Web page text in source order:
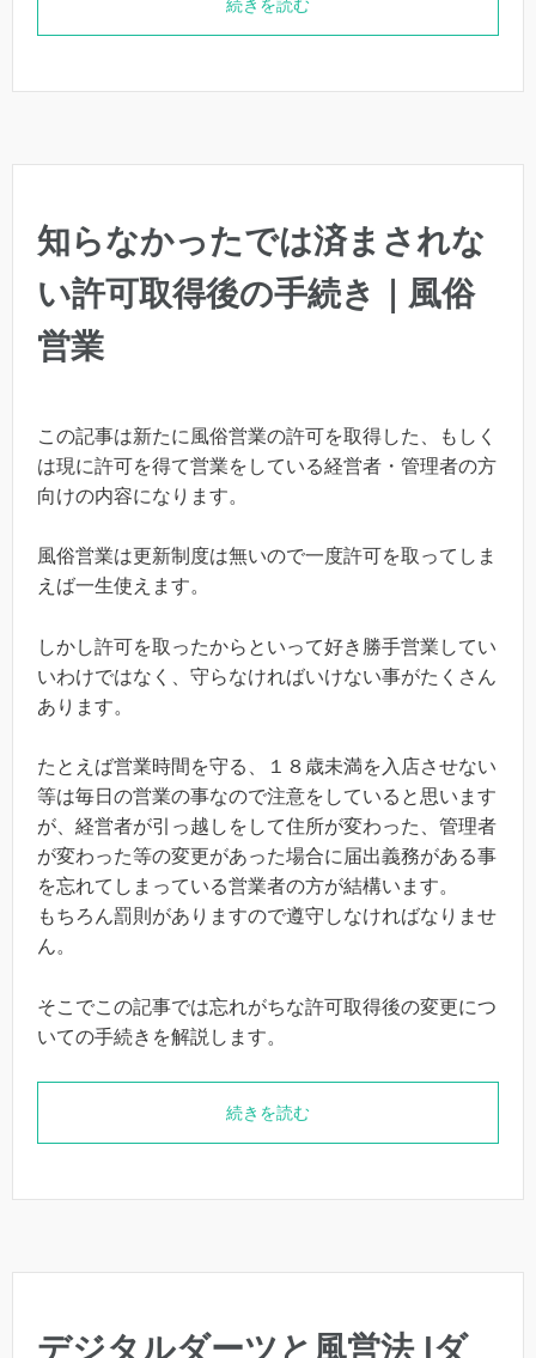
続きを読む
知らなかったでは済まされな
い許可取得後の手続き｜風俗
営業
この記事は新たに風俗営業の許可を取得した、もしく
は現に許可を得て営業をしている経営者・管理者の方
向けの内容になります。
風俗営業は更新制度は無いので一度許可を取ってしま
えば一生使えます。
しかし許可を取ったからといって好き勝手営業してい
いわけではなく、守らなければいけない事がたくさん
あります。
たとえば営業時間を守る、１８歳未満を入店させない
等は毎日の営業の事なので注意をしていると思います
が、経営者が引っ越しをして住所が変わった、管理者
が変わった等の変更があった場合に届出義務がある事
を忘れてしまっている営業者の方が結構います。
もちろん罰則がありますので遵守しなければなりませ
ん。
そこでこの記事では忘れがちな許可取得後の変更につ
いての手続きを解説します。
続きを読む
デジタルダーツと風営法 |ダ